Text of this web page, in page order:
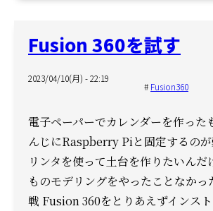
Fusion 360を試す
2023/04/10(月) - 22:19
Fusion360
電子ペーパーでカレンダーを作った
んじにRaspberry Piと固定するのが
リンタを使って土台を作りたいんだ
ものモデリングをやったことなかっ
戦 Fusion 360をとりあえずインスト